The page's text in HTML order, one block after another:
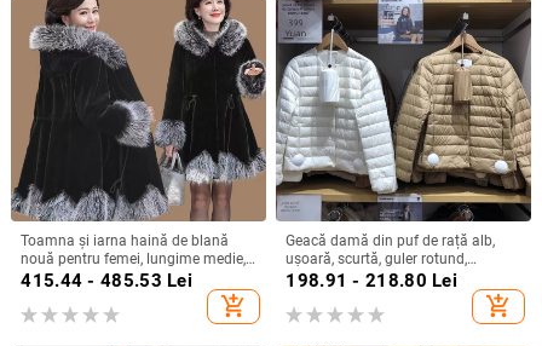
Toamna și iarna haină de blană
nouă pentru femei, lungime medie,
stil coreean, blană de vulpe
artificială, guler de blană de nurcă,
catifea îngroșată, haină pentru
415.44 - 485.53 Lei
add_shopping_cart
Geacă damă din puf de rață alb,
ușoară, scurtă, guler rotund,
umplutură de cașmir 51–55%
198.91 - 218.80 Lei
add_shopping_cart